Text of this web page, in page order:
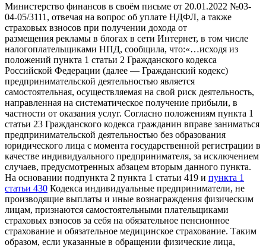
Министерство финансов в своём письме от 20.01.2022 №03-
04-05/3111, отвечая на вопрос об уплате НДФЛ, а также
страховых взносов при получении дохода от
размещения рекламы в блогах в сети Интернет, в том числе
налогоплательщиками НПД, сообщила, что:«…исходя из
положений пункта 1 статьи 2 Гражданского кодекса
Российской Федерации (далее — Гражданский кодекс)
предпринимательской деятельностью является
самостоятельная, осуществляемая на свой риск деятельность,
направленная на систематическое получение прибыли, в
частности от оказания услуг. Согласно положениям пункта 1
статьи 23 Гражданского кодекса гражданин вправе заниматься
предпринимательской деятельностью без образования
юридического лица с момента государственной регистрации в
качестве индивидуального предпринимателя, за исключением
случаев, предусмотренных абзацем вторым данного пункта.
На основании подпункта 2 пункта 1 статьи 419 и пункта 1
статьи 430 Кодекса индивидуальные предприниматели, не
производящие выплаты и иные вознаграждения физическим
лицам, признаются самостоятельными плательщиками
страховых взносов за себя на обязательное пенсионное
страхование и обязательное медицинское страхование. Таким
образом, если указанные в обращении физические лица,